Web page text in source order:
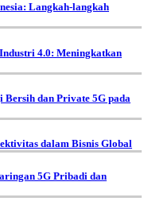
Langkah-langkah
4.0: Meningkatkan
Bersih dan Private 5G pada
dalam Bisnis Global
5G Pribadi dan